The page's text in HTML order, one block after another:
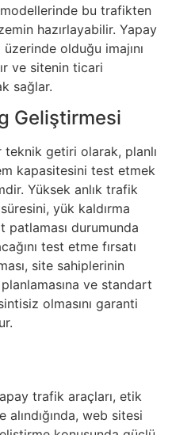
bu trafikten
hazırlayabilir. Yapay
olduğu imajını
ve sitenin ticari
sağlar.
Geliştirmesi
teknik getiri olarak, planlı
kapasitesini test etmek
Yüksek anlık trafik
yük kaldırma
patlaması durumunda
test etme fırsatı
site sahiplerinin
ve standart
olmasını garanti
trafik araçları, etik
web sitesi